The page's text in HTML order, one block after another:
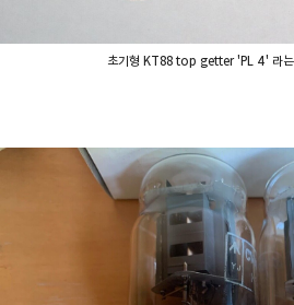
초기형 KT88 top getter 'PL 4' 라는